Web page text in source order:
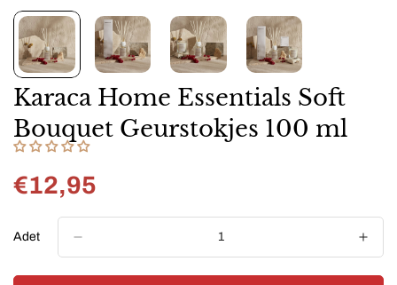
Karaca Home Essentials Soft
Bouquet Geurstokjes 100 ml
Normal
€12,95
Adet